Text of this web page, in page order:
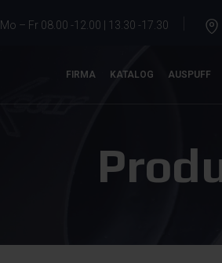
Mo – Fr 08.00 -12.00 | 13.30 -17.30
FIRMA KATALOG AUSPUFF